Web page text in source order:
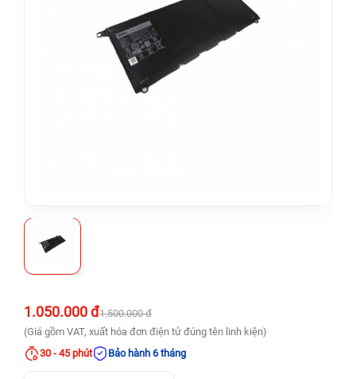
1.050.000 đ1.500.000 đ
(Giá gồm VAT, xuất hóa đơn điện tử đúng tên linh kiện)
30 - 45 phút
Bảo hành 6 tháng